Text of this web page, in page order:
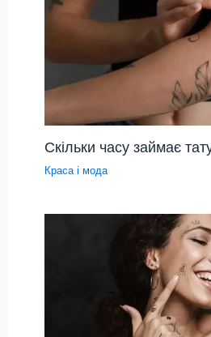
Скільки часу займає
Краса і мода